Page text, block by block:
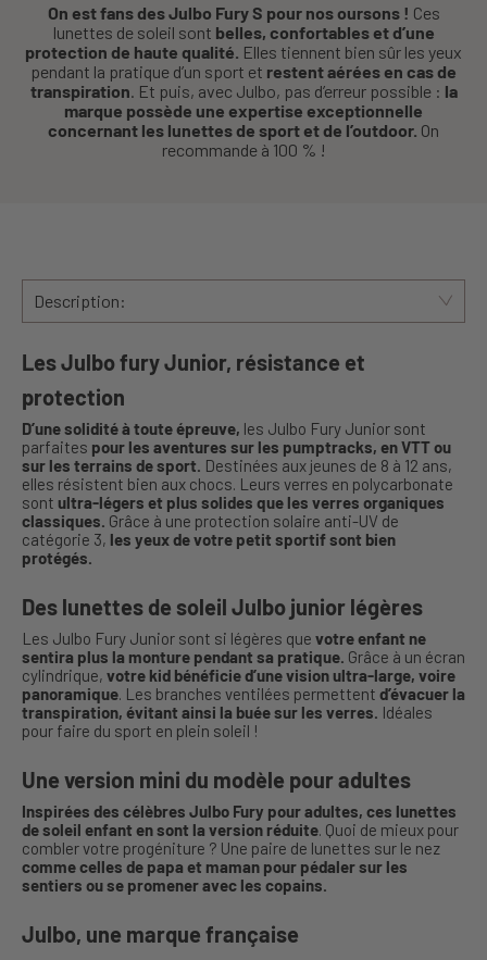
On est fans des Julbo Fury S pour nos oursons ! Ces
lunettes de soleil sont belles, confortables et d’une
protection de haute qualité. Elles tiennent bien sûr les yeux
pendant la pratique d’un sport et restent aérées en cas de
transpiration. Et puis, avec Julbo, pas d’erreur possible : la
marque possède une expertise exceptionnelle
concernant les lunettes de sport et de l’outdoor. On
recommande à 100 % !
Description:
Les Julbo fury Junior, résistance et
protection
D’une solidité à toute épreuve, les Julbo Fury Junior sont
parfaites pour les aventures sur les pumptracks, en VTT ou
sur les terrains de sport. Destinées aux jeunes de 8 à 12 ans,
elles résistent bien aux chocs. Leurs verres en polycarbonate
sont ultra-légers et plus solides que les verres organiques
classiques. Grâce à une protection solaire anti-UV de
catégorie 3, les yeux de votre petit sportif sont bien
protégés.
Des lunettes de soleil Julbo junior légères
Les Julbo Fury Junior sont si légères que votre enfant ne
sentira plus la monture pendant sa pratique. Grâce à un écran
cylindrique, votre kid bénéficie d’une vision ultra-large, voire
panoramique. Les branches ventilées permettent d’évacuer la
transpiration, évitant ainsi la buée sur les verres. Idéales
pour faire du sport en plein soleil !
Une version mini du modèle pour adultes
Inspirées des célèbres Julbo Fury pour adultes, ces lunettes
de soleil enfant en sont la version réduite. Quoi de mieux pour
combler votre progéniture ? Une paire de lunettes sur le nez
comme celles de papa et maman pour pédaler sur les
sentiers ou se promener avec les copains.
Julbo, une marque française